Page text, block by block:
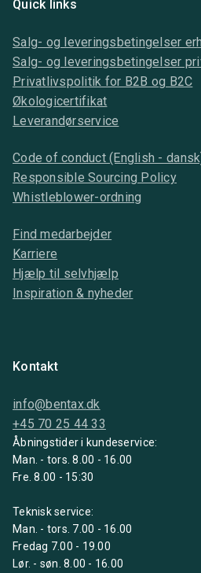
Quick links
Salg- og leveringsbetingelser
Salg- og leveringsbetingelser
Privatlivspolitik for B2B og B2C
Økologicertifikat
Leverandørservice
Code of conduct (English -
Responsible Sourcing Policy
Whistleblower-ordning
Find medarbejder
Karriere
Hjælp til selvhjælp
Inspiration & nyheder
Kontakt
info@bentax.dk
+45 70 25 44 33
Åbningstider i kundeservice:
Man. - tors. 8.00 - 16.00
Fre. 8.00 - 15:30
Teknisk service:
Man. - tors. 7.00 - 16.00
Fredag 7.00 - 19.00
Lør. - søn. 8.00 - 16.00